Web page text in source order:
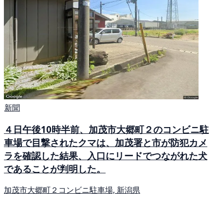
新聞
４日午後10時半前、加茂市大郷町２のコンビニ駐
車場で目撃されたクマは、加茂署と市が防犯カメ
ラを確認した結果、入口にリードでつながれた犬
であることが判明した。
加茂市大郷町２コンビニ駐車場, 新潟県